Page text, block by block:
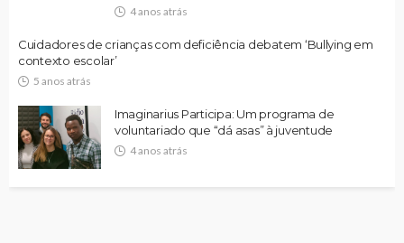
4 anos atrás
Cuidadores de crianças com deficiência debatem ‘Bullying em
contexto escolar’
5 anos atrás
Imaginarius Participa: Um programa de
voluntariado que “dá asas” à juventude
4 anos atrás